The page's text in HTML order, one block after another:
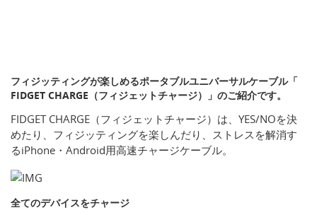
フィジッティングが楽しめるポータブルユニバーサルケーブル「
FIDGET CHARGE（フィジェットチャージ）」のご紹介です。
FIDGET CHARGE（フィジェットチャージ）は、YES/NOを決
めたり、フィジッティングを楽しんだり、ストレスを解消す
るiPhone・Android用高速チャージケーブル。
全てのデバイスをチャージ